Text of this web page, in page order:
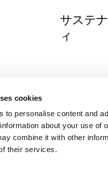
cookies
to personalise content and
about your use of
combine it with other
their services.
サステ
ィ